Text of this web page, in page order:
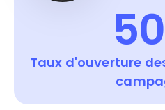
Taux d'ouverture